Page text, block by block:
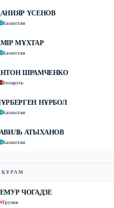
ҮСЕНОВ
Казахстан
МҰХТАР
Казахстан
ШРАМЧЕНКО
Беларусь
НҰРБОЛ
Казахстан
АТЫХАНОВ
Казахстан
ЧОГАДЗЕ
Грузия